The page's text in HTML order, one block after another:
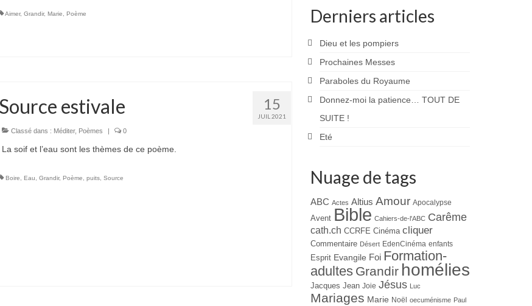
Aimer, Grandir, Marie, Poème
15
JUIL 2021
Source estivale
Classé dans : Méditer, Poèmes | 0
La soif et l’eau sont les thèmes de ce poème.
Boire Eau Grandir, Poème puits, Source
Derniers articles
Dieu et les pompiers
Prochaines Messes
Paraboles du Royaume
Donnez-moi la patience… TOUT DE
SUITE !
Eté
Nuage de tags
ABC Actes Altius Amour Apocalypse
Avent Bible Cahiers-de-l'ABC Carême
cath.ch CCRFE Cinéma cliquer
Commentaire Désert EdenCinéma enfants
Esprit Evangile Foi Formation-
adultes Grandir homélies
Jacques Jean Joie Jésus Luc
Mariages Marie Noël oecuménisme Paul